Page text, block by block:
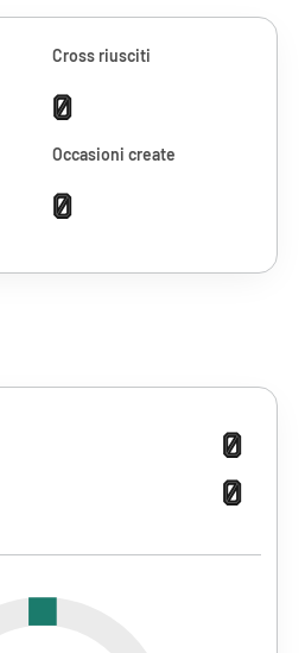
Cross riusciti
0
Occasioni create
0
0
0